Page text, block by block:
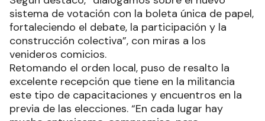
sistema de votación con la boleta única de papel,
fortaleciendo el debate, la participación y la
construcción colectiva”, con miras a los
venideros comicios.
Retomando el orden local, puso de resalto la
excelente recepción que tiene en la militancia
este tipo de capacitaciones y encuentros en la
previa de las elecciones. “En cada lugar hay